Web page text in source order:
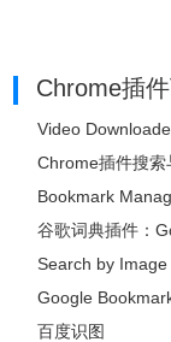
Chrome插
Video
Chrome插件搜索
Bookmark
谷歌词典插件：
Search by
Google
百度识图